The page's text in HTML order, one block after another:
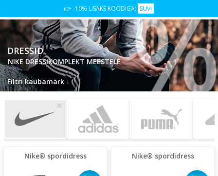
👉 -10% LISAKS KOODIGA: SUVI
Filtri kaubamärk ↓
DRESSID
NIKE DRESSIKOMPLEKT MEESTELE
×
Nike® spordidress Nike® spordidress